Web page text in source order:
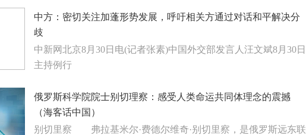
中方：密切关注加蓬形势发展，呼吁相关方通过对话和平解决分
歧
中新网北京8月30日电(记者张素)中国外交部发言人汪文斌8月30日
主持例行
俄罗斯科学院院士别切理察：感受人类命运共同体理念的震撼
（海客话中国）
别切里察 弗拉基米尔·费德尔维奇·别切里察，是俄罗斯远东联